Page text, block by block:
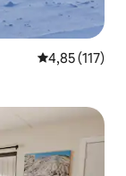
4,85 de uma
4,85 (117)